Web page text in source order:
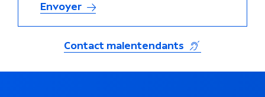
Envoyer
Contact malentendants (s'ouvre dans